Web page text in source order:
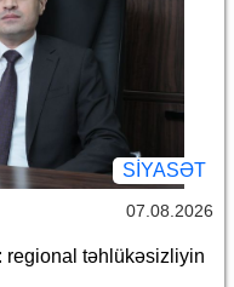
SİYASƏT
07.08.2026
regional təhlükəsizliyin